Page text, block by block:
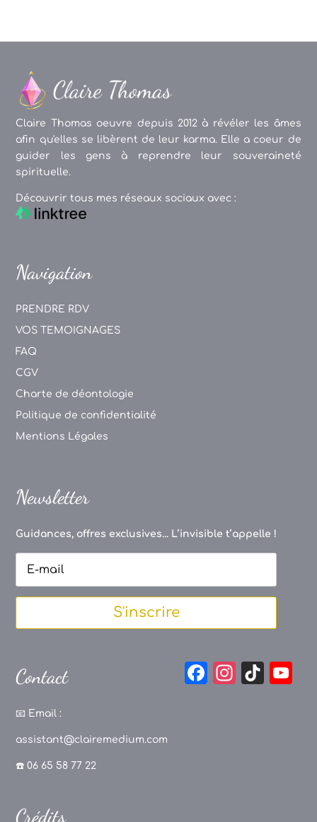
Claire Thomas oeuvre depuis 2012 à révéler les âmes
afin qu'elles se libèrent de leur karma. Elle a coeur de
guider les gens à reprendre leur souveraineté
spirituelle.
Découvrir tous mes réseaux sociaux avec :
Navigation
PRENDRE RDV
VOS TEMOIGNAGES
FAQ
CGV
Charte de déontologie
Politique de confidentialité
Mentions Légales
Newsletter
Guidances, offres exclusives... L’invisible t’appelle !
S'inscrire
Contact
📧 Email :
assistant@clairemedium.com
☎️ 06 65 58 77 22
F
In
Ti
Crédits